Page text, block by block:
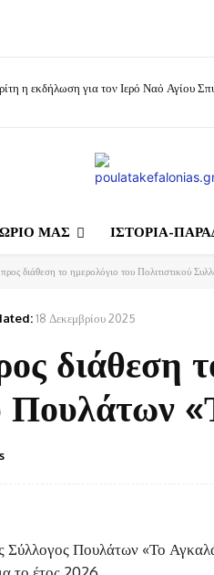
η εκδήλωση για τον Ιερό Ναό Αγίου
ΜΑΣ ΙΣΤΟΡΙΑ-
διάθεση το ημερολόγιο του Πολιτιστικού
18 Δεκεμβρίου 2025
διάθεση
Πουλάτων
Σύλλογος Πουλάτων «Το